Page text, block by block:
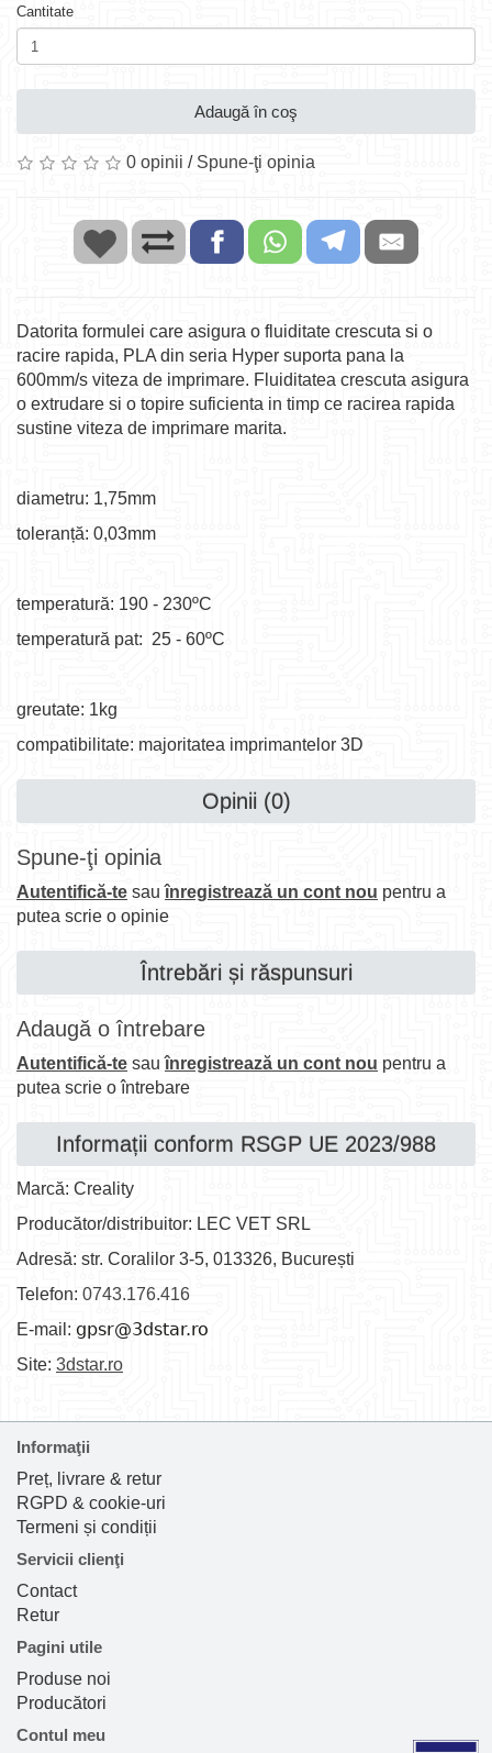
Cantitate
Adaugă în coş
0 opinii / Spune-ţi opinia
Datorita formulei care asigura o fluiditate crescuta si o
racire rapida, PLA din seria Hyper suporta pana la
600mm/s viteza de imprimare. Fluiditatea crescuta asigura
o extrudare si o topire suficienta in timp ce racirea rapida
sustine viteza de imprimare marita.
diametru: 1,75mm
toleranță: 0,03mm
temperatură: 190 - 230ºC
temperatură pat: 25 - 60ºC
greutate: 1kg
compatibilitate: majoritatea imprimantelor 3D
Opinii (0)
Spune-ţi opinia
Autentifică-te sauînregistrează un cont nou pentru a
putea scrie o opinie
Întrebări și răspunsuri
Adaugă o întrebare
Autentifică-te sauînregistrează un cont nou pentru a
putea scrie o întrebare
Informații conform RSGP UE 2023/988
Marcă: Creality
Producător/distribuitor: LEC VET SRL
Adresă: str. Coralilor 3-5, 013326, București
Telefon: 0743.176.416
E-mail:
Site: 3dstar.ro
Informaţii
Preț, livrare & retur
RGPD & cookie-uri
Termeni și condiții
Servicii clienţi
Contact
Retur
Pagini utile
Produse noi
Producători
Contul meu